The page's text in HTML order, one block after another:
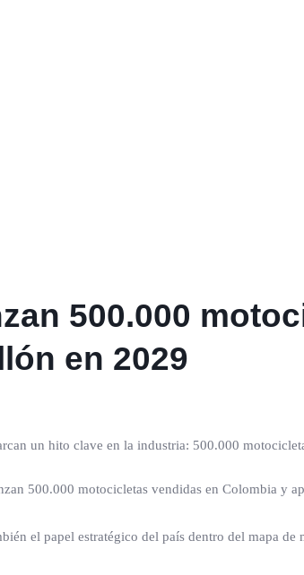
500.000
en 2029
un hito clave en la industria: 500.000
el papel estratégico del país dentro del mapa